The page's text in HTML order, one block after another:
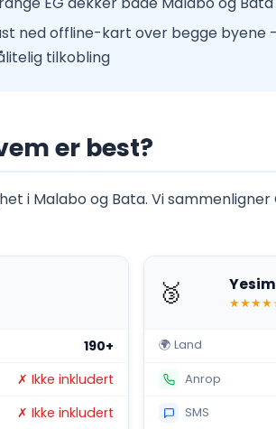
ned offline-kart over begge byene
tilkobling
er best?
og Bata. Vi sammenligner
190+
✗ Ikke inkludert
✗ Ikke inkludert
🥉 Yesim
★★★★
🌍 Land
Anrop
SMS